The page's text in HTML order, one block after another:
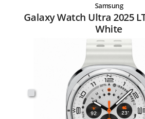
Samsung
Galaxy Watch Ultra 2025
White